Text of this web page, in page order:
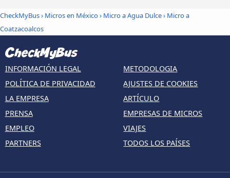
CheckMyBus› Micros en México› Micro a Agua Dulce› Micro a
Coatzacoalcos
INFORMACIÓN LEGAL
POLÍTICA DE PRIVACIDAD
LA EMPRESA
PRENSA
EMPLEO
PARTNERS
METODOLOGIA
AJUSTES DE COOKIES
ARTÍCULO
EMPRESAS DE MICROS
VIAJES
TODOS LOS PAÍSES